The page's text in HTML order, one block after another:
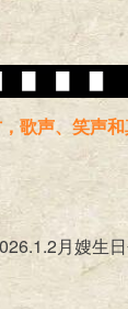
歌声、笑声
月嫂生